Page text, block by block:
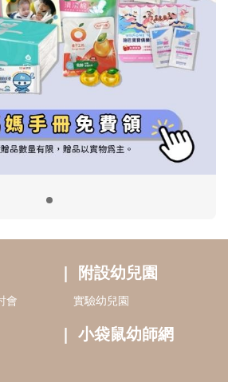
附設幼兒園
小袋鼠幼師網